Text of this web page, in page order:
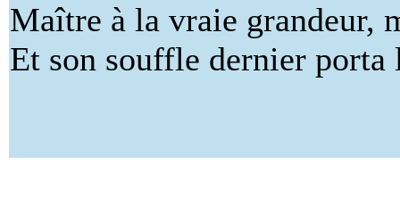
Maître à la vraie grandeur,
Et son souffle dernier porta